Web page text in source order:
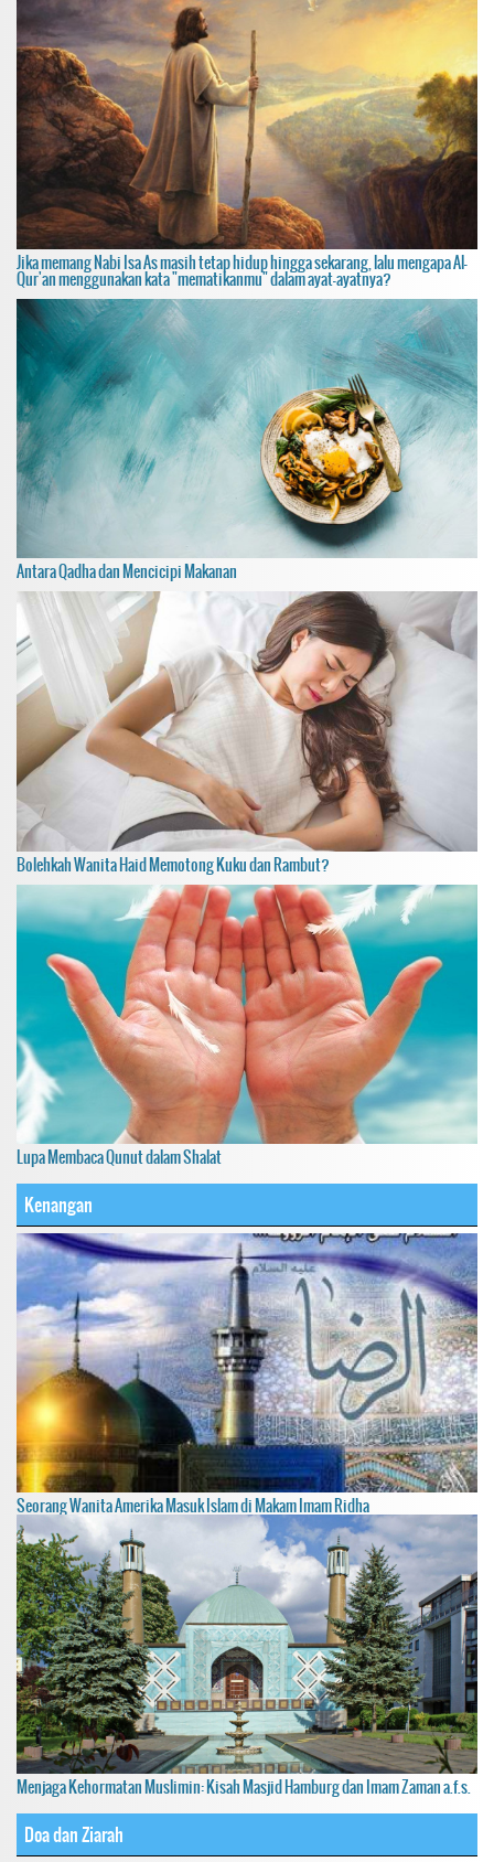
Jika memang Nabi Isa As masih tetap hidup hingga sekarang, lalu mengapa Al-
Qur'an menggunakan kata "mematikanmu" dalam ayat-ayatnya?
Antara Qadha dan Mencicipi Makanan
Bolehkah Wanita Haid Memotong Kuku dan Rambut?
Lupa Membaca Qunut dalam Shalat
Kenangan
Seorang Wanita Amerika Masuk Islam di Makam Imam Ridha
Menjaga Kehormatan Muslimin: Kisah Masjid Hamburg dan Imam Zaman a.f.s.
Doa dan Ziarah